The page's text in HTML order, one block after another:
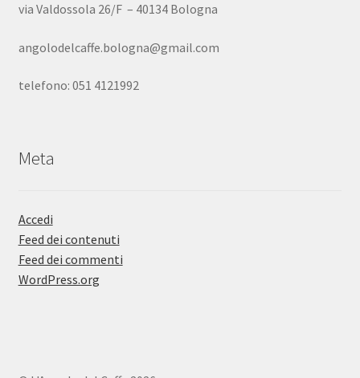
via Valdossola 26/F – 40134 Bologna
angolodelcaffe.bologna@gmail.com
telefono: 051 4121992
Meta
Accedi
Feed dei contenuti
Feed dei commenti
WordPress.org